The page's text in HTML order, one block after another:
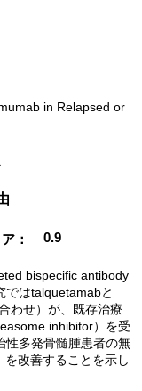
in Relapsed or
： 0.9
bispecific antibody
ではtalquetamabと
わせ）が、既存治療
inhibitor）を受
性多発骨髄腫患者の無
改善することを示し